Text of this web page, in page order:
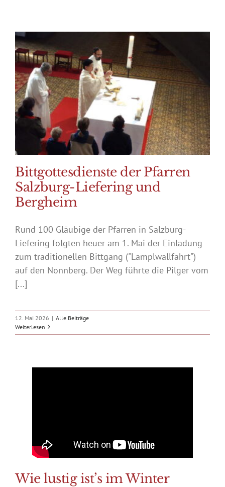
Bittgottesdienste der Pfarren
Salzburg-Liefering und
Bergheim
Rund 100 Gläubige der Pfarren in Salzburg-
Liefering folgten heuer am 1. Mai der Einladung
zum traditionellen Bittgang ("Lamplwallfahrt")
auf den Nonnberg. Der Weg führte die Pilger vom
[...]
12. Mai 2026 | Alle Beiträge
Weiterlesen
Wie lustig ist’s im Winter